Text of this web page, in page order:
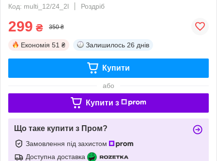
Код: multi_12/24_2l
Роздріб
299 ₴ 350 ₴
Економія 51 ₴ Залишилось 26 днів
Купити
або
Купити з
Що таке купити з Пром?
Замовлення під захистом
Доступна доставка